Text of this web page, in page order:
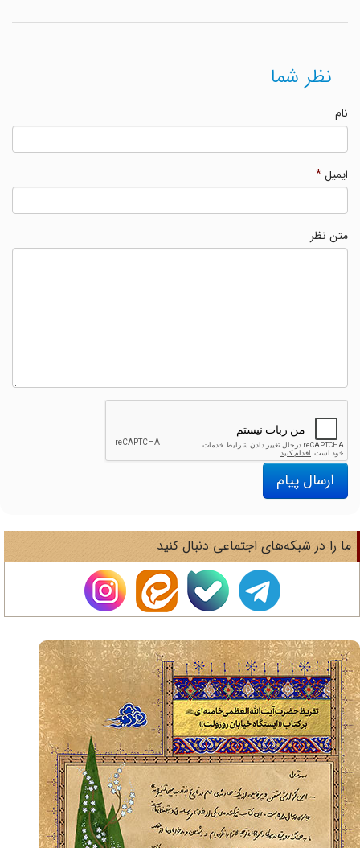
نظر شما
ایمیل*
متن نظر
ارسال پیام
را در شبکه‌های اجتماعی دنبال کنید